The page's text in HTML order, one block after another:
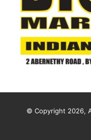
© Copyright 2026,